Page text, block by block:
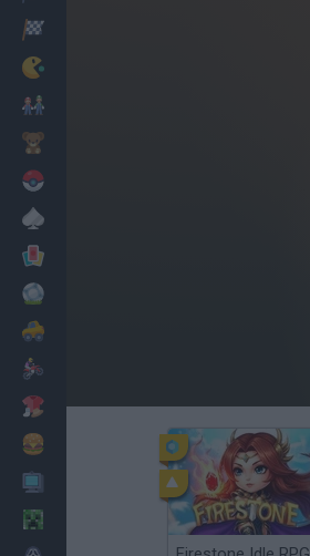
Vestir